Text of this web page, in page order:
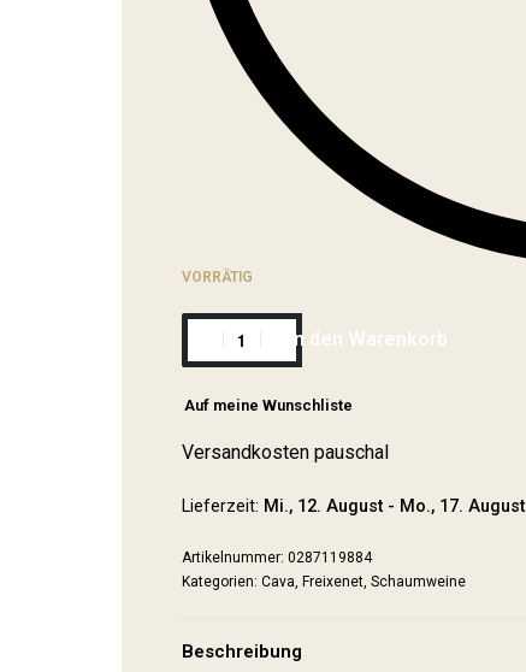
VORRÄTIG
In den Warenkorb
Auf meine Wunschliste
Versandkosten pauschal
Lieferzeit: Mi., 12. August - Mo., 17. August
0287119884
Kategorien: Cava Freixenet, Schaumweine
Beschreibung